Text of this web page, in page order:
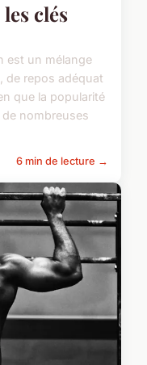
clés
est un mélange
de repos adéquat
que la popularité
nombreuses
6 min de lecture →